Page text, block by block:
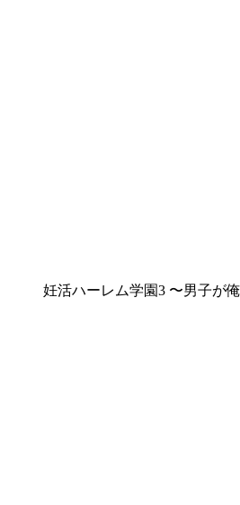
妊活ハーレム学園3 〜男子が